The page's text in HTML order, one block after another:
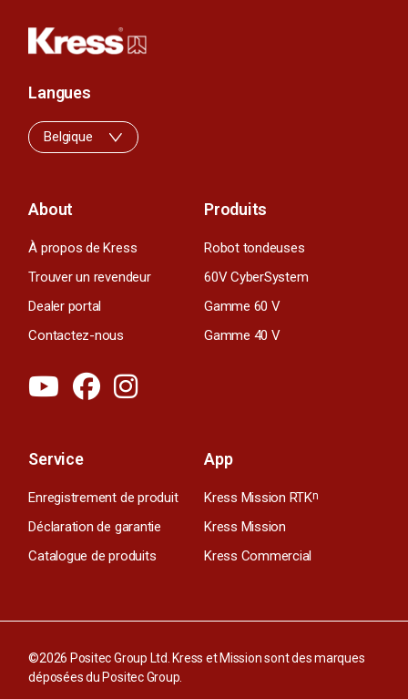
About
À propos de Kress
Trouver un revendeur
Dealer portal
Contactez-nous
Produits
Robot tondeuses
60V CyberSystem
Gamme 60 V
Gamme 40 V
Service
Enregistrement de produit
Déclaration de garantie
Catalogue de produits
App
Kress Mission RTKn
Kress Mission
Kress Commercial
Langues
Belgique
©2026 Positec Group Ltd. Kress et Mission sont des marques
déposées du Positec Group.